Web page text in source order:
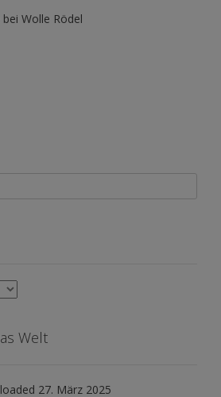
Wolle Rödel
Welt
27. März 2025